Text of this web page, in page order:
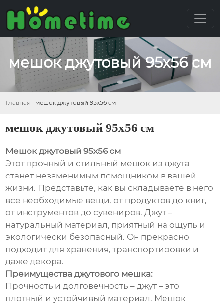
мешок джутовый 95х56 см
Главная - мешок джутовый 95х56 см
мешок джутовый 95х56 см
Мешок джутовый 95х56 см
Этот прочный и стильный мешок из джута
станет незаменимым помощником в вашей
жизни. Представьте, как вы складываете в него
все необходимые вещи, от продуктов до книг,
от инструментов до сувениров. Джут –
натуральный материал, приятный на ощупь и
экологически безопасный. Он прекрасно
подходит для хранения, транспортировки и
даже декора.
Преимущества джутового мешка:
Прочность и долговечность – джут – это
плотный и устойчивый материал. Мешок